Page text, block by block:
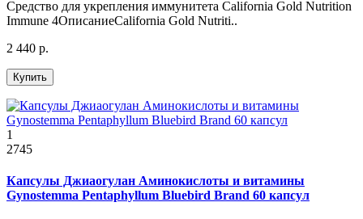
Средство для укрепления иммунитета California Gold Nutrition
Immune 4ОписаниеCalifornia Gold Nutriti..
2 440 р.
Купить
1
2745
Капсулы Джиаогулан Аминокислоты и витамины
Gynostemma Pentaphyllum Bluebird Brand 60 капсул